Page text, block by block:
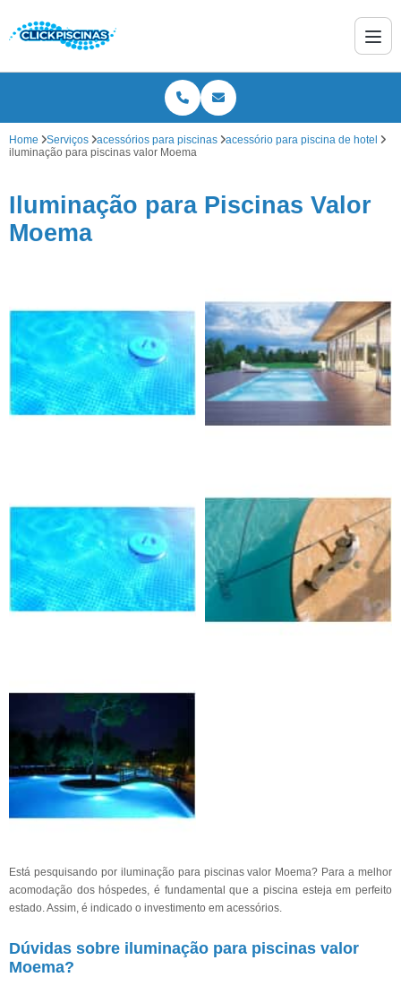
Home Serviços acessórios para piscinas
acessório para piscina de hotel
iluminação para piscinas valor Moema
Iluminação para Piscinas Valor
Moema
Está pesquisando por iluminação para piscinas valor Moema? Para a melhor
acomodação dos hóspedes, é fundamental que a piscina esteja em perfeito
estado. Assim, é indicado o investimento em acessórios.
Dúvidas sobre iluminação para piscinas valor
Moema?